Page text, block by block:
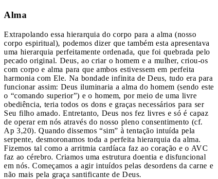
Alma
Extrapolando essa hierarquia do corpo para a alma (nosso
corpo espiritual), podemos dizer que também esta apresentava
uma hierarquia perfeitamente ordenada, que foi quebrada pelo
pecado original. Deus, ao criar o homem e a mulher, criou-os
com corpo e alma para que ambos estivessem em perfeita
harmonia com Ele. Na bondade infinita de Deus, tudo era para
funcionar assim: Deus iluminaria a alma do homem (sendo este
o “comando superior”) e o homem, por meio de uma livre
obediência, teria todos os dons e graças necessários para ser
Seu filho amado. Entretanto, Deus nos fez livres e só é capaz
de operar em nós através do nosso pleno consentimento (cf.
Ap 3,20). Quando dissemos “sim” à tentação intuída pela
serpente, desmoronamos toda a perfeita hierarquia da alma.
Fizemos tal como a arritmia cardíaca faz ao coração e o AVC
faz ao cérebro. Criamos uma estrutura doentia e disfuncional
em nós. Começamos a agir intuídos pelas desordens da carne e
não mais pela graça santificante de Deus.